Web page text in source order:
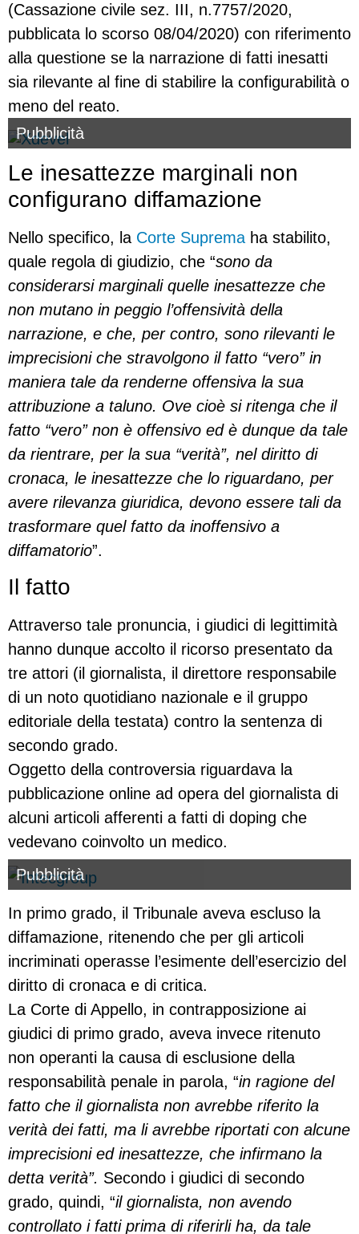
(Cassazione civile sez. III, n.7757/2020,
pubblicata lo scorso 08/04/2020) con riferimento
alla questione se la narrazione di fatti inesatti
sia rilevante al fine di stabilire la configurabilità o
meno del reato.
Pubblicità
Le inesattezze marginali non
configurano diffamazione
Nello specifico, la Corte Suprema ha stabilito,
quale regola di giudizio, che “sono da
considerarsi marginali quelle inesattezze che
non mutano in peggio l’offensività della
narrazione, e che, per contro, sono rilevanti le
imprecisioni che stravolgono il fatto “vero” in
maniera tale da renderne offensiva la sua
attribuzione a taluno. Ove cioè si ritenga che il
fatto “vero” non è offensivo ed è dunque da tale
da rientrare, per la sua “verità”, nel diritto di
cronaca, le inesattezze che lo riguardano, per
avere rilevanza giuridica, devono essere tali da
trasformare quel fatto da inoffensivo a
diffamatorio”.
Il fatto
Attraverso tale pronuncia, i giudici di legittimità
hanno dunque accolto il ricorso presentato da
tre attori (il giornalista, il direttore responsabile
di un noto quotidiano nazionale e il gruppo
editoriale della testata) contro la sentenza di
secondo grado.
Oggetto della controversia riguardava la
pubblicazione online ad opera del giornalista di
alcuni articoli afferenti a fatti di doping che
vedevano coinvolto un medico.
Pubblicità
In primo grado, il Tribunale aveva escluso la
diffamazione, ritenendo che per gli articoli
incriminati operasse l’esimente dell’esercizio del
diritto di cronaca e di critica.
La Corte di Appello, in contrapposizione ai
giudici di primo grado, aveva invece ritenuto
non operanti la causa di esclusione della
responsabilità penale in parola, “in ragione del
fatto che il giornalista non avrebbe riferito la
verità dei fatti, ma li avrebbe riportati con alcune
imprecisioni ed inesattezze, che infirmano la
detta verità”. Secondo i giudici di secondo
grado, quindi, “il giornalista, non avendo
controllato i fatti prima di riferirli ha, da tale